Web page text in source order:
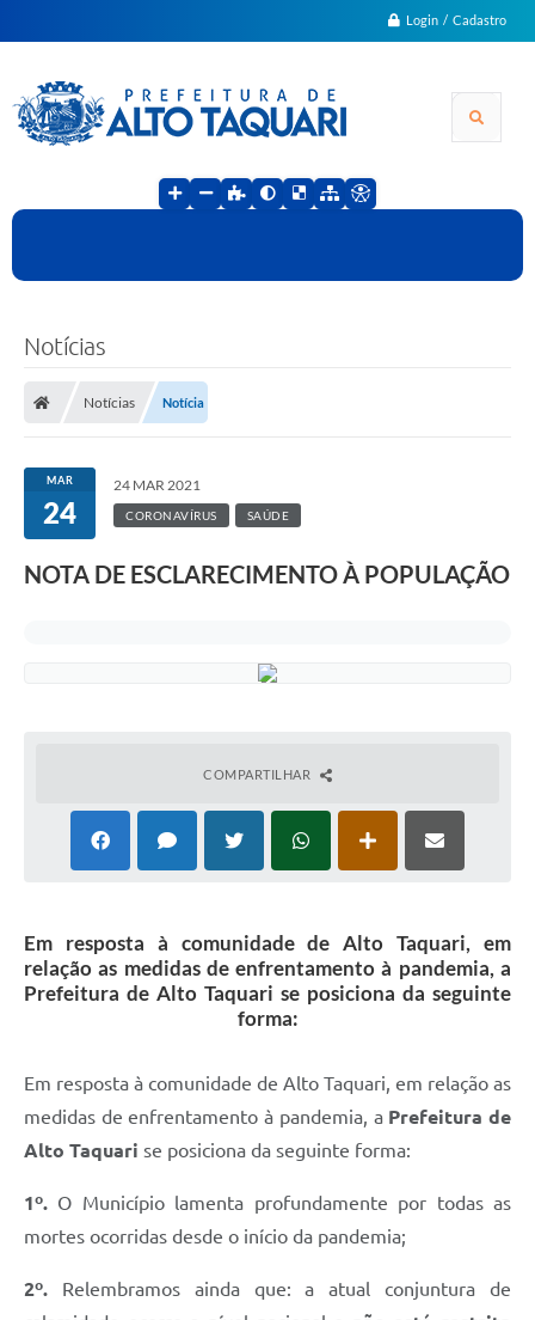
Login / Cadastro
Notícias
Notícias Notícia
MAR
24
24 MAR 2021
CORONAVÍRUS SAÚDE
NOTA DE ESCLARECIMENTO À POPULAÇÃO
COMPARTILHAR
Em resposta à comunidade de Alto Taquari, em
relação as medidas de enfrentamento à pandemia, a
Prefeitura de Alto Taquari se posiciona da seguinte
forma:
Em resposta à comunidade de Alto Taquari, em relação as
medidas de enfrentamento à pandemia, aPrefeitura de
Alto Taquari se posiciona da seguinte forma:
1º. O Município lamenta profundamente por todas as
mortes ocorridas desde o início da pandemia;
2º. Relembramos ainda que: a atual conjuntura de